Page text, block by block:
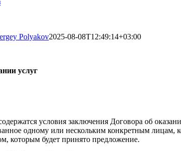
Polyakov2025-08-08T12:49:14+03:00
услуг
условия заключения Договора об
одному или нескольким конкретным лицам,
которым будет принято предложение.